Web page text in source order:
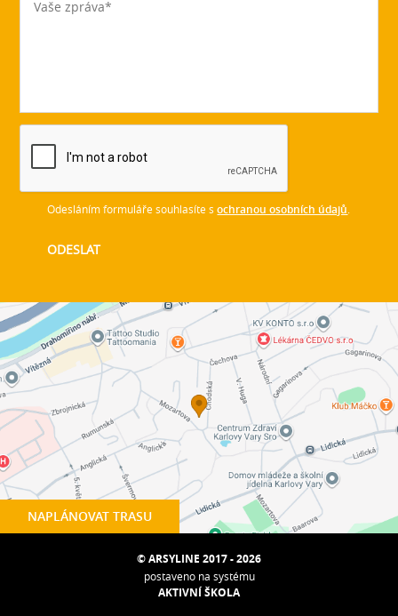
NAPLÁNOVAT TRASU
Odesláním formuláře souhlasíte sochranou osobních údajů
© ARSYLINE 2017 - 2026
postaveno na systému
AKTIVNÍ ŠKOLA